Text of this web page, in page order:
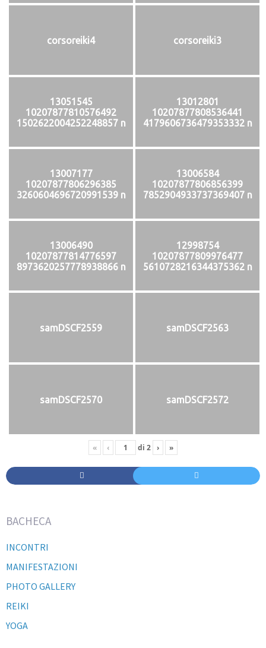
corsoreiki4 corsoreiki3
13051545
10207877810576492
1502622004252248857 n
13012801
10207877808536441
4179606736479353332 n
13007177
10207877806296385
3260604696720991539 n
13006584
10207877806856399
7852904933737369407 n
13006490
10207877814776597
8973620257778938866 n
12998754
10207877809976477
5610728216344375362 n
samDSCF2559 samDSCF2563
samDSCF2570 samDSCF2572
« ‹ di 2 › »
BACHECA
INCONTRI
MANIFESTAZIONI
PHOTO GALLERY
REIKI
YOGA